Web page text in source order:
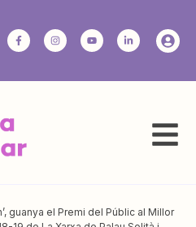
guanya el Premi del Públic al Millor